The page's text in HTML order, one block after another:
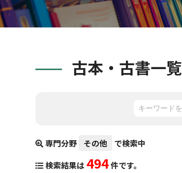
古本・古書一覧
専門分野 その他
で検索中
検索結果は 494件です。